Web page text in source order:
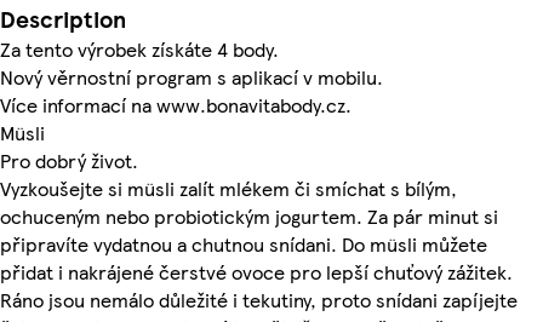
Description
Za tento výrobek získáte 4 body.
Nový věrnostní program s aplikací v mobilu.
Více informací na www.bonavitabody.cz.
Müsli
Pro dobrý život.
Vyzkoušejte si müsli zalít mlékem či smíchat s bílým,
ochuceným nebo probiotickým jogurtem. Za pár minut si
připravíte vydatnou a chutnou snídani. Do müsli můžete
přidat i nakrájené čerstvé ovoce pro lepší chuťový zážitek.
Ráno jsou nemálo důležité i tekutiny, proto snídani zapíjejte